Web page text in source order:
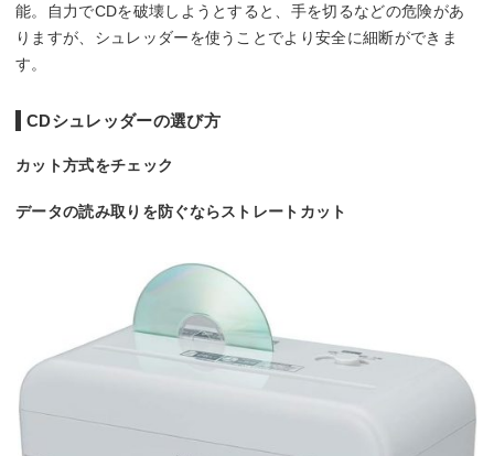
能。自力でCDを破壊しようとすると、手を切るなどの危険があ
りますが、シュレッダーを使うことでより安全に細断ができま
す。
CDシュレッダーの選び方
カット方式をチェック
データの読み取りを防ぐならストレートカット